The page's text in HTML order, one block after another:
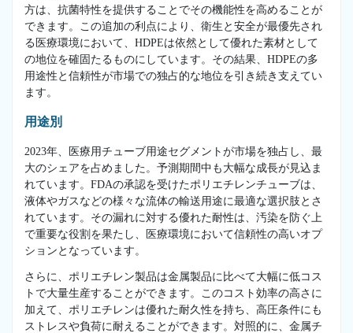
方は、抗菌特性を提供することでその機能性を高めることが
できます。この追加の利点により、衛生と安全が最優先され
る医療環境において、HDPEは依然として優れた素材として
の地位を確固たるものにしています。その結果、HDPEの多
用途性と信頼性が市場での独占的な地位を引き続き支えてい
ます。
用途別
2023年、医療用チューブ用途セグメントが市場を独占し、最
大のシェアを占めました。予測期間中も大幅な成長が見込ま
れています。FDAの承認を受けたポリエチレンチューブは、
液体やガスなどの様々な流体の輸送用途に最適な選択肢とさ
れています。その漏れに対する優れた耐性は、汚染を防ぐ上
で重要な役割を果たし、医療環境において信頼性の高いオプ
ションとなっています。
さらに、ポリエチレン製品は金属製品に比べて大幅に低コス
トで大量生産することができます。このコスト効率の高さに
加えて、ポリエチレンは優れた耐久性を持ち、高圧条件にも
ストレスや負荷に耐えることができます。対照的に、金属チ